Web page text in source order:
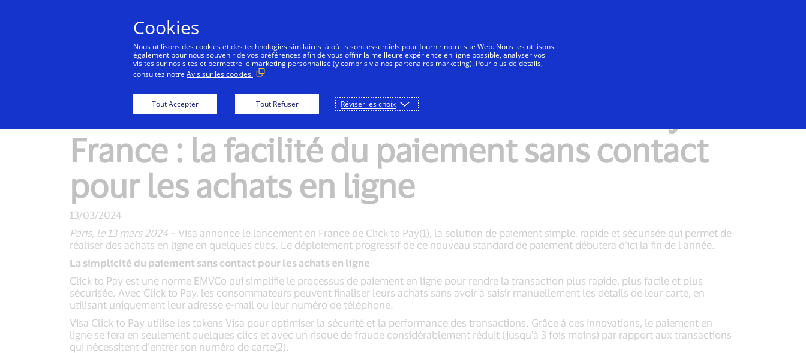
Consommateurs Entreprises Innovateurs Tout le monde
Visa annonce le lancement de Click to Pay en
France : la facilité du paiement sans contact
pour les achats en ligne
13/03/2024
Paris, le 13 mars 2024– Visa annonce le lancement en France de Click to Pay(1), la solution de paiement simple, rapide et sécurisée qui permet de
réaliser des achats en ligne en quelques clics. Le déploiement progressif de ce nouveau standard de paiement débutera d’ici la fin de l’année.
La simplicité du paiement sans contact pour les achats en ligne
Click to Pay est une norme EMVCo qui simplifie le processus de paiement en ligne pour rendre la transaction plus rapide, plus facile et plus
sécurisée. Avec Click to Pay, les consommateurs peuvent finaliser leurs achats sans avoir à saisir manuellement les détails de leur carte, en
utilisant uniquement leur adresse e-mail ou leur numéro de téléphone.
Visa Click to Pay utilise les tokens Visa pour optimiser la sécurité et la performance des transactions. Grâce à ces innovations, le paiement en
ligne se fera en seulement quelques clics et avec un risque de fraude considérablement réduit (jusqu'à 3 fois moins) par rapport aux transactions
qui nécessitent d’entrer son numéro de carte(2).
Cookies
Nous utilisons des cookies et des technologies similaires là où ils sont essentiels pour fournir notre site Web. Nous les utilisons
également pour nous souvenir de vos préférences afin de vous offrir la meilleure expérience en ligne possible, analyser vos
visites sur nos sites et permettre le marketing personnalisé (y compris via nos partenaires marketing). Pour plus de détails,
consultez notre Avis sur les cookies.
Tout Accepter Tout Refuser Réviser les choix